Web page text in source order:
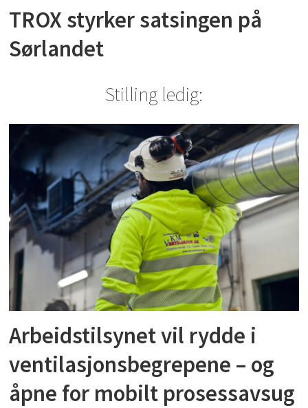
TROX styrker satsingen på
Sørlandet
Stilling ledig:
Arbeidstilsynet vil rydde i
ventilasjonsbegrepene – og
åpne for mobilt prosessavsug